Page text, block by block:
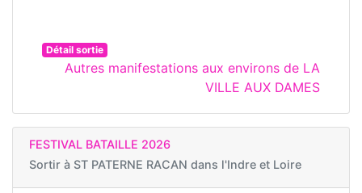
Détail sortie
Autres manifestations aux environs de LA
VILLE AUX DAMES
FESTIVAL BATAILLE 2026
Sortir à ST PATERNE RACAN dans l'Indre et Loire